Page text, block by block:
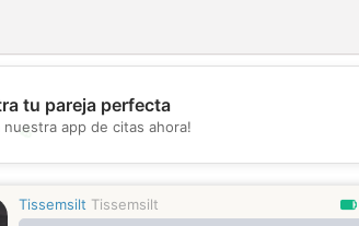
💖
tu pareja perfecta
nuestra app de citas ahora!
Tissemsilt Tissemsilt